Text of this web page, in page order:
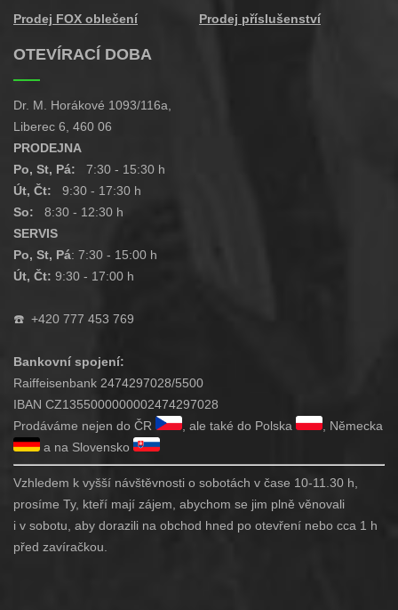
Prodej FOX oblečení
Prodej příslušenství
OTEVÍRACÍ DOBA
Dr. M. Horákové 1093/116a,
Liberec 6, 460 06
PRODEJNA
Po, St, Pá:
7:30 - 15:30 h
Út, Čt: 9:30 - 17:30 h
So: 8:30 - 12:30 h
SERVIS
Po, St, Pá: 7:30 - 15:00 h
Út, Čt: 9:30 - 17:00 h
☎️ +420 777 453 769
Bankovní spojení:
Raiffeisenbank 2474297028/5500
IBAN CZ1355000000002474297028
Prodáváme nejen do ČR
, ale také do Polska
, Německa
a na Slovensko
Vzhledem k vyšší návštěvnosti o sobotách v čase 10-11.30 h,
prosíme Ty, kteří mají zájem, abychom se jim plně věnovali
i v sobotu, aby dorazili na obchod hned po otevření nebo cca 1 h
před zavíračkou.